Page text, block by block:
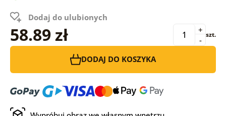
Dodaj do ulubionych
58.89 zł -
+ szt.
DODAJ DO KOSZYKA